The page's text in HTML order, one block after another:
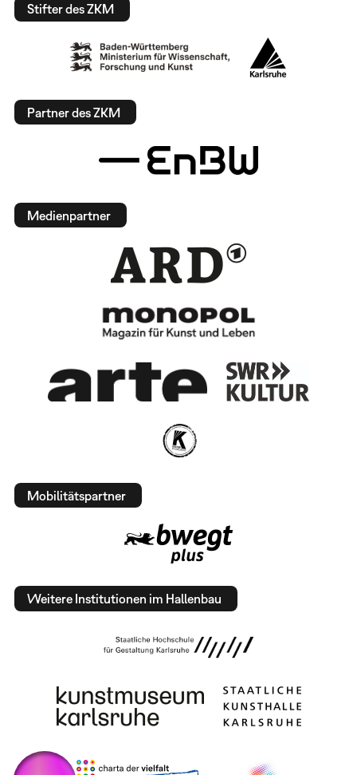
Stifter des ZKM
Partner des ZKM
Medienpartner
Mobilitätspartner
Weitere Institutionen im Hallenbau